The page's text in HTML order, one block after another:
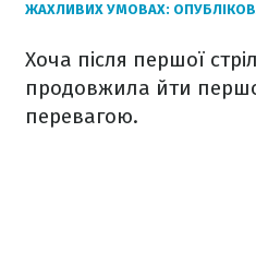
ЖАХЛИВИХ УМОВАХ:
Хоча після першої
продовжила йти
перевагою.